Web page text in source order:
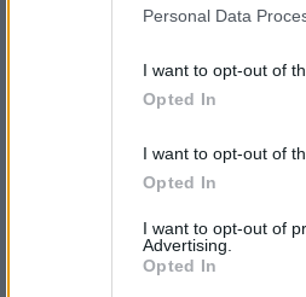
Personal Data
I want to opt-out of
Opted In
I want to opt-out of
Opted In
I want to opt-out of
Advertising.
Opted In